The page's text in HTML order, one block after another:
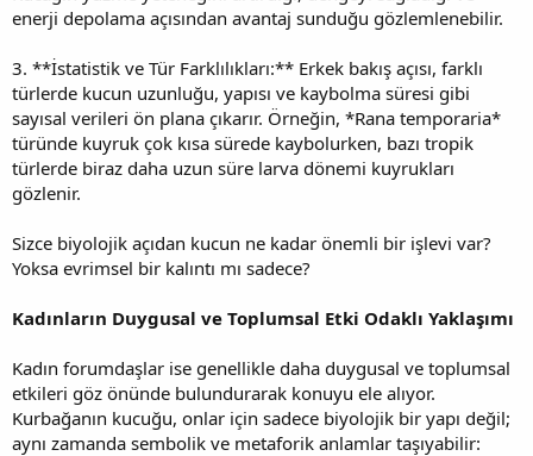
enerji depolama açısından avantaj sunduğu gözlemlenebilir.
3. **İstatistik ve Tür Farklılıkları:** Erkek bakış açısı, farklı
türlerde kucun uzunluğu, yapısı ve kaybolma süresi gibi
sayısal verileri ön plana çıkarır. Örneğin, *Rana temporaria*
türünde kuyruk çok kısa sürede kaybolurken, bazı tropik
türlerde biraz daha uzun süre larva dönemi kuyrukları
gözlenir.
Sizce biyolojik açıdan kucun ne kadar önemli bir işlevi var?
Yoksa evrimsel bir kalıntı mı sadece?
Kadınların Duygusal ve Toplumsal Etki Odaklı Yaklaşımı
Kadın forumdaşlar ise genellikle daha duygusal ve toplumsal
etkileri göz önünde bulundurarak konuyu ele alıyor.
Kurbağanın kucuğu, onlar için sadece biyolojik bir yapı değil;
aynı zamanda sembolik ve metaforik anlamlar taşıyabilir: